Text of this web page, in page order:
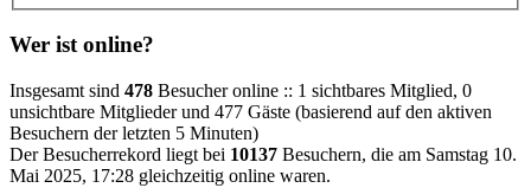
Wer ist online?
Insgesamt sind 478 Besucher online :: 1 sichtbares Mitglied, 0
unsichtbare Mitglieder und 477 Gäste (basierend auf den aktiven
Besuchern der letzten 5 Minuten)
Der Besucherrekord liegt bei 10137 Besuchern, die am Samstag 10.
Mai 2025, 17:28 gleichzeitig online waren.